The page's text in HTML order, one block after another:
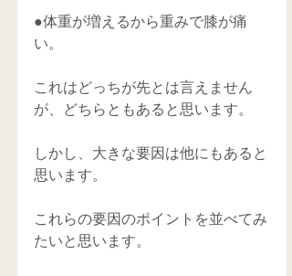
●体重が増えるから重みで膝が痛
い。
これはどっちが先とは言えません
が、どちらともあると思います。
しかし、大きな要因は他にもあると
思います。
これらの要因のポイントを並べてみ
たいと思います。